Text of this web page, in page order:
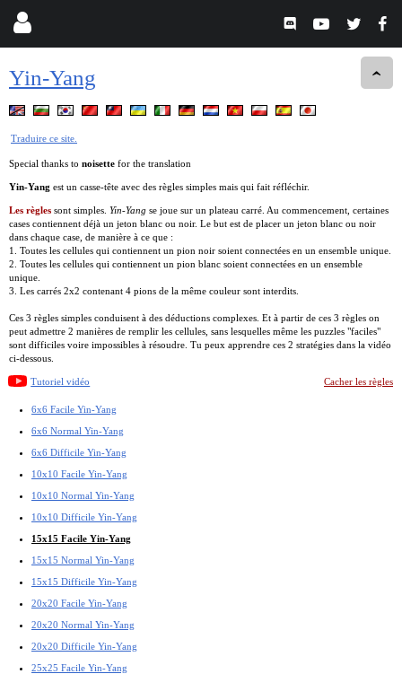
Yin-Yang
Traduire ce site.
Special thanks to noisette for the translation
Yin-Yang est un casse-tête avec des règles simples mais qui fait réfléchir.
Les règles sont simples. Yin-Yang se joue sur un plateau carré. Au commencement, certaines
cases contiennent déjà un jeton blanc ou noir. Le but est de placer un jeton blanc ou noir
dans chaque case, de manière à ce que :
1. Toutes les cellules qui contiennent un pion noir soient connectées en un ensemble unique.
2. Toutes les cellules qui contiennent un pion blanc soient connectées en un ensemble
unique.
3. Les carrés 2x2 contenant 4 pions de la même couleur sont interdits.
Ces 3 règles simples conduisent à des déductions complexes. Et à partir de ces 3 règles on
peut admettre 2 manières de remplir les cellules, sans lesquelles même les puzzles "faciles"
sont difficiles voire impossibles à résoudre. Tu peux apprendre ces 2 stratégies dans la vidéo
ci-dessous.
Tutoriel vidéo Cacher les règles
6x6 Facile Yin-Yang
6x6 Normal Yin-Yang
6x6 Difficile Yin-Yang
10x10 Facile Yin-Yang
10x10 Normal Yin-Yang
10x10 Difficile Yin-Yang
15x15 Facile Yin-Yang
15x15 Normal Yin-Yang
15x15 Difficile Yin-Yang
20x20 Facile Yin-Yang
20x20 Normal Yin-Yang
20x20 Difficile Yin-Yang
25x25 Facile Yin-Yang